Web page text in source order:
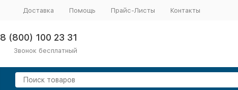
Доставка Помощь Прайс-Листы Контакты
8 (800) 100 23 31
Звонок бесплатный